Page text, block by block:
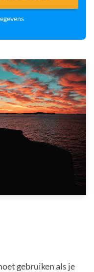
gebruiken als je